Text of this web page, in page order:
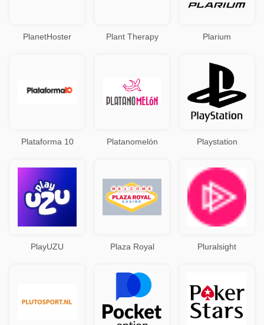
PlanetHoster Plant Therapy Plarium
Plataforma 10 Platanomelón Playstation
PlayUZU Plaza Royal Pluralsight